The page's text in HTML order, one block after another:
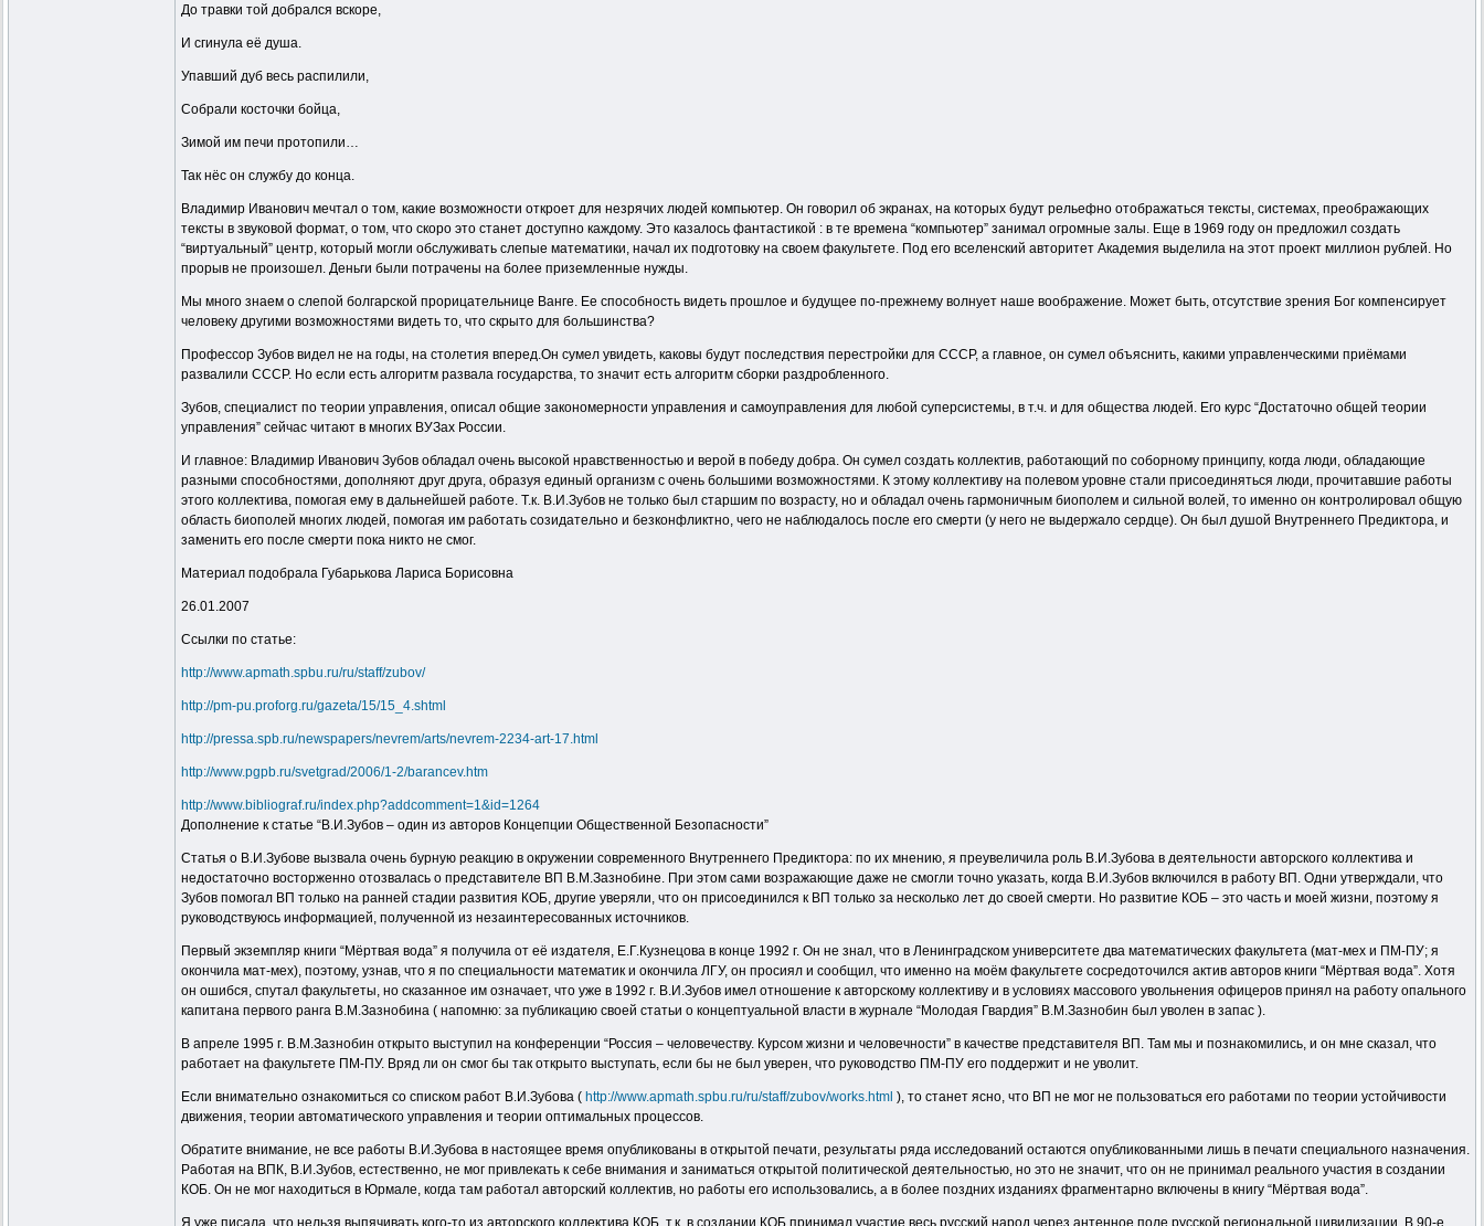
До травки той добрался вскоре,
И сгинула её душа.
Упавший дуб весь распилили,
Собрали косточки бойца,
Зимой им печи протопили…
Так нёс он службу до конца.
Владимир Иванович мечтал о том, какие возможности откроет для незрячих людей компьютер. Он говорил об экранах, на которых будут рельефно отображаться тексты, системах, преображающих
тексты в звуковой формат, о том, что скоро это станет доступно каждому. Это казалось фантастикой : в те времена “компьютер” занимал огромные залы. Еще в 1969 году он предложил создать
“виртуальный” центр, который могли обслуживать слепые математики, начал их подготовку на своем факультете. Под его вселенский авторитет Академия выделила на этот проект миллион рублей. Но
прорыв не произошел. Деньги были потрачены на более приземленные нужды.
Мы много знаем о слепой болгарской прорицательнице Ванге. Ее способность видеть прошлое и будущее по-прежнему волнует наше воображение. Может быть, отсутствие зрения Бог компенсирует
человеку другими возможностями видеть то, что скрыто для большинства?
Профессор Зубов видел не на годы, на столетия вперед.Он сумел увидеть, каковы будут последствия перестройки для СССР, а главное, он сумел объяснить, какими управленческими приёмами
развалили СССР. Но если есть алгоритм развала государства, то значит есть алгоритм сборки раздробленного.
Зубов, специалист по теории управления, описал общие закономерности управления и самоуправления для любой суперсистемы, в т.ч. и для общества людей. Его курс “Достаточно общей теории
управления” сейчас читают в многих ВУЗах России.
И главное: Владимир Иванович Зубов обладал очень высокой нравственностью и верой в победу добра. Он сумел создать коллектив, работающий по соборному принципу, когда люди, обладающие
разными способностями, дополняют друг друга, образуя единый организм с очень большими возможностями. К этому коллективу на полевом уровне стали присоединяться люди, прочитавшие работы
этого коллектива, помогая ему в дальнейшей работе. Т.к. В.И.Зубов не только был старшим по возрасту, но и обладал очень гармоничным биополем и сильной волей, то именно он контролировал общую
область биополей многих людей, помогая им работать созидательно и безконфликтно, чего не наблюдалось после его смерти (у него не выдержало сердце). Он был душой Внутреннего Предиктора, и
заменить его после смерти пока никто не смог.
Материал подобрала Губарькова Лариса Борисовна
26.01.2007
Ссылки по статье:
http://www.apmath.spbu.ru/ru/staff/zubov/
http://pm-pu.proforg.ru/gazeta/15/15_4.shtml
http://pressa.spb.ru/newspapers/nevrem/arts/nevrem-2234-art-17.html
http://www.pgpb.ru/svetgrad/2006/1-2/barancev.htm
http://www.bibliograf.ru/index.php?addcomment=1&id=1264
Дополнение к статье “В.И.Зубов – один из авторов Концепции Общественной Безопасности”
Статья о В.И.Зубове вызвала очень бурную реакцию в окружении современного Внутреннего Предиктора: по их мнению, я преувеличила роль В.И.Зубова в деятельности авторского коллектива и
недостаточно восторженно отозвалась о представителе ВП В.М.Зазнобине. При этом сами возражающие даже не смогли точно указать, когда В.И.Зубов включился в работу ВП. Одни утверждали, что
Зубов помогал ВП только на ранней стадии развития КОБ, другие уверяли, что он присоединился к ВП только за несколько лет до своей смерти. Но развитие КОБ – это часть и моей жизни, поэтому я
руководствуюсь информацией, полученной из незаинтересованных источников.
Первый экземпляр книги “Мёртвая вода” я получила от её издателя, Е.Г.Кузнецова в конце 1992 г. Он не знал, что в Ленинградском университете два математических факультета (мат-мех и ПМ-ПУ; я
окончила мат-мех), поэтому, узнав, что я по специальности математик и окончила ЛГУ, он просиял и сообщил, что именно на моём факультете сосредоточился актив авторов книги “Мёртвая вода”. Хотя
он ошибся, спутал факультеты, но сказанное им означает, что уже в 1992 г. В.И.Зубов имел отношение к авторскому коллективу и в условиях массового увольнения офицеров принял на работу опального
капитана первого ранга В.М.Зазнобина ( напомню: за публикацию своей статьи о концептуальной власти в журнале “Молодая Гвардия” В.М.Зазнобин был уволен в запас ).
В апреле 1995 г. В.М.Зазнобин открыто выступил на конференции “Россия – человечеству. Курсом жизни и человечности” в качестве представителя ВП. Там мы и познакомились, и он мне сказал, что
работает на факультете ПМ-ПУ. Вряд ли он смог бы так открыто выступать, если бы не был уверен, что руководство ПМ-ПУ его поддержит и не уволит.
Если внимательно ознакомиться со списком работ В.И.Зубова ( http://www.apmath.spbu.ru/ru/staff/zubov/works.html ), то станет ясно, что ВП не мог не пользоваться его работами по теории устойчивости
движения, теории автоматического управления и теории оптимальных процессов.
Обратите внимание, не все работы В.И.Зубова в настоящее время опубликованы в открытой печати, результаты ряда исследований остаются опубликованными лишь в печати специального назначения.
Работая на ВПК, В.И.Зубов, естественно, не мог привлекать к себе внимания и заниматься открытой политической деятельностью, но это не значит, что он не принимал реального участия в создании
КОБ. Он не мог находиться в Юрмале, когда там работал авторский коллектив, но работы его использовались, а в более поздних изданиях фрагментарно включены в книгу “Мёртвая вода”.